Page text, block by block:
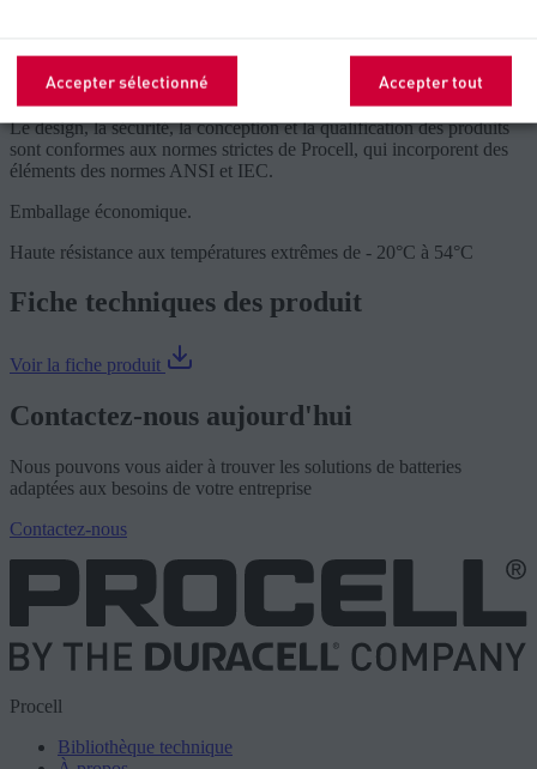
régulière.
Le design, la sécurité, la conception et la qualification des produits
sont conformes aux normes strictes de Procell, qui incorporent des
éléments des normes ANSI et IEC.
Emballage économique.
Haute résistance aux températures extrêmes de - 20°C à 54°C
Fiche techniques des produit
Voir la fiche produit
Contactez-nous aujourd'hui
Nous pouvons vous aider à trouver les solutions de batteries
adaptées aux besoins de votre entreprise
Contactez-nous
Procell
Bibliothèque technique
Accepter sélectionné Accepter tout